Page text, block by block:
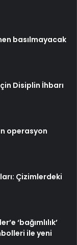
basılmayacak
Disiplin İhbarı
operasyon
Çizimlerdeki
‘bağımlılık’
ile yeni